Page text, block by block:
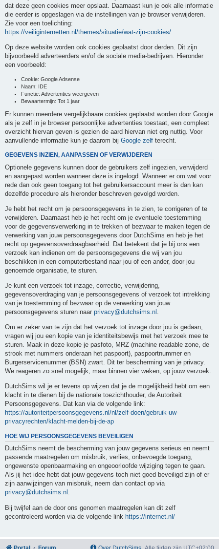
dat deze geen cookies meer opslaat. Daarnaast kun je ook alle informatie
die eerder is opgeslagen via de instellingen van je browser verwijderen.
Zie voor een toelichting:
https://veiliginternetten.nl/themes/situatie/wat-zijn-cookies/
Op deze website worden ook cookies geplaatst door derden. Dit zijn
bijvoorbeeld adverteerders en/of de sociale media-bedrijven. Hieronder
een voorbeeld:
Cookie: Google Adsense
Naam: IDE
Functie: Advertenties weergeven
Bewaartermijn: Tot 1 jaar
Er kunnen meerdere vergelijkbaare cookies geplaatst worden door Google
als je zelf in je browser persoonlijke advertenties toestaat, een compleet
overzicht hiervan geven is gezien de aard hiervan niet erg nuttig. Voor
aanvullende informatie kun je daarom bij Google zelf terecht.
GEGEVENS INZIEN, AANPASSEN OF VERWIJDEREN
Optionele gegevens kunnen door de gebruikers zelf ingezien, verwijderd
en aangepast worden wanneer deze is ingelogd. Wanneer er om wat voor
rede dan ook geen toegang tot het gebruikersaccount meer is dan kan
dezelfde procedure als hieronder beschreven gevolgd worden.
Je hebt het recht om je persoonsgegevens in te zien, te corrigeren of te
verwijderen. Daarnaast heb je het recht om je eventuele toestemming
voor de gegevensverwerking in te trekken of bezwaar te maken tegen de
verwerking van jouw persoonsgegevens door DutchSims en heb je het
recht op gegevensoverdraagbaarheid. Dat betekent dat je bij ons een
verzoek kan indienen om de persoonsgegevens die wij van jou
beschikken in een computerbestand naar jou of een ander, door jou
genoemde organisatie, te sturen.
Je kunt een verzoek tot inzage, correctie, verwijdering,
gegevensoverdraging van je persoonsgegevens of verzoek tot intrekking
van je toestemming of bezwaar op de verwerking van jouw
persoonsgegevens sturen naar privacy@dutchsims.nl .
Om er zeker van te zijn dat het verzoek tot inzage door jou is gedaan,
vragen wij jou een kopie van je identiteitsbewijs met het verzoek mee te
sturen. Maak in deze kopie je pasfoto, MRZ (machine readable zone, de
strook met nummers onderaan het paspoort), paspoortnummer en
Burgerservicenummer (BSN) zwart. Dit ter bescherming van je privacy.
We reageren zo snel mogelijk, maar binnen vier weken, op jouw verzoek.
DutchSims wil je er tevens op wijzen dat je de mogelijkheid hebt om een
klacht in te dienen bij de nationale toezichthouder, de Autoriteit
Persoonsgegevens. Dat kan via de volgende link:
https://autoriteitpersoonsgegevens.nl/nl/zelf-doen/gebruik-uw-
privacyrechten/klacht-melden-bij-de-ap
HOE WIJ PERSOONSGEGEVENS BEVEILIGEN
DutchSims neemt de bescherming van jouw gegevens serieus en neemt
passende maatregelen om misbruik, verlies, onbevoegde toegang,
ongewenste openbaarmaking en ongeoorloofde wijziging tegen te gaan.
Als jij het idee hebt dat jouw gegevens toch niet goed beveiligd zijn of er
zijn aanwijzingen van misbruik, neem dan contact op via
privacy@dutchsims.nl .
Bij twijfel aan de door ons genomen maatregelen kan dit zelf
gecontroleerd worden via de volgende link https://internet.nl/